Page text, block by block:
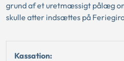
grund af et uretmæssigt pålæg
skulle atter indsættes på
Kassation: